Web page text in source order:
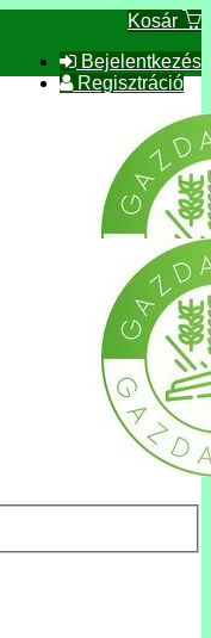
Kosár
Bejelentkezés
Regisztráció